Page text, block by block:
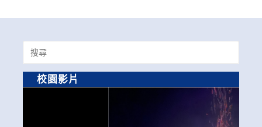
Search
for:
校園影片